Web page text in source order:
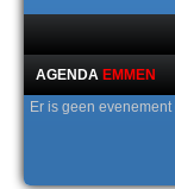
AGENDA EMMEN
Er is geen evenement